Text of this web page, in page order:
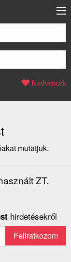
Kedvencek
mutatjuk.
ZT.
hirdetésekről